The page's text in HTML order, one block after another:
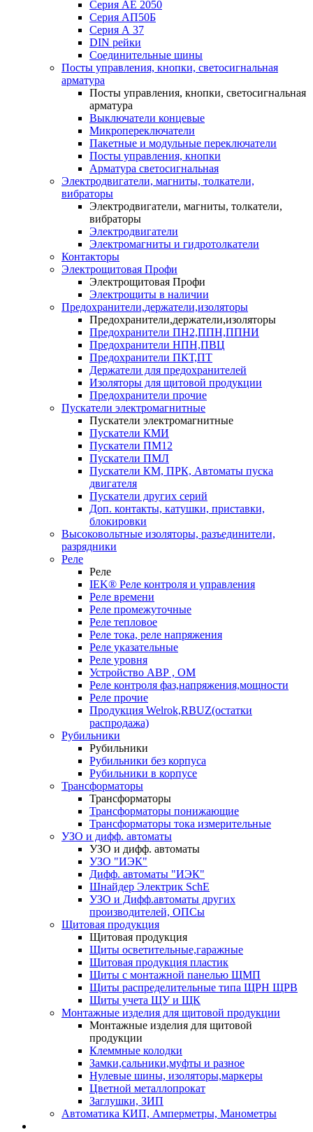
Серия АЕ 2050
Серия АП50Б
Серия А 37
DIN рейки
Соединительные шины
Посты управления, кнопки, светосигнальная
арматура
Посты управления, кнопки, светосигнальная
арматура
Выключатели концевые
Микропереключатели
Пакетные и модульные переключатели
Посты управления, кнопки
Арматура светосигнальная
Электродвигатели, магниты, толкатели,
вибраторы
Электродвигатели, магниты, толкатели,
вибраторы
Электродвигатели
Электромагниты и гидротолкатели
Контакторы
Электрощитовая Профи
Электрощитовая Профи
Электрощиты в наличии
Предохранители,держатели,изоляторы
Предохранители,держатели,изоляторы
Предохранители ПН2,ППН,ППНИ
Предохранители НПН,ПВЦ
Предохранители ПКТ,ПТ
Держатели для предохранителей
Изоляторы для щитовой продукции
Предохранители прочие
Пускатели электромагнитные
Пускатели электромагнитные
Пускатели КМИ
Пускатели ПМ12
Пускатели ПМЛ
Пускатели КМ, ПРК, Автоматы пуска
двигателя
Пускатели других серий
Доп. контакты, катушки, приставки,
блокировки
Высоковольтные изоляторы, разъединители,
разрядники
Реле
Реле
IEK® Реле контроля и управления
Реле времени
Реле промежуточные
Реле тепловое
Реле тока, реле напряжения
Реле указательные
Реле уровня
Устройство АВР , ОМ
Реле контроля фаз,напряжения,мощности
Реле прочие
Продукция Welrok,RBUZ(остатки
распродажа)
Рубильники
Рубильники
Рубильники без корпуса
Рубильники в корпусе
Трансформаторы
Трансформаторы
Трансформаторы понижающие
Трансформаторы тока измерительные
УЗО и дифф. автоматы
УЗО и дифф. автоматы
УЗО "ИЭК"
Дифф. автоматы "ИЭК"
Шнайдер Электрик SchE
УЗО и Дифф.автоматы других
производителей, ОПСы
Щитовая продукция
Щитовая продукция
Щиты осветительные,гаражные
Щитовая продукция пластик
Щиты с монтажной панелью ЩМП
Щиты распределительные типа ЩРН ЩРВ
Щиты учета ЩУ и ЩК
Монтажные изделия для щитовой продукции
Монтажные изделия для щитовой
продукции
Клеммные колодки
Замки,сальники,муфты и разное
Нулевые шины, изоляторы,маркеры
Цветной металлопрокат
Заглушки, ЗИП
Автоматика КИП, Амперметры, Манометры